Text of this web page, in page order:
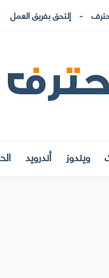
إلتحق بفريق العمل
ويندوز أندرويد